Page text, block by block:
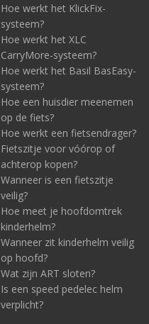
Hoe werkt het KlickFix-
systeem?
Hoe werkt het XLC
CarryMore-systeem?
Hoe werkt het Basil BasEasy-
systeem?
Hoe een huisdier meenemen
op de fiets?
Hoe werkt een fietsendrager?
Fietszitje voor vóórop of
achterop kopen?
Wanneer is een fietszitje
veilig?
Hoe meet je hoofdomtrek
kinderhelm?
Wanneer zit kinderhelm veilig
op hoofd?
Wat zijn ART sloten?
Is een speed pedelec helm
verplicht?